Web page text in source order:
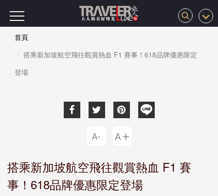
首頁
搭乘新加坡航空飛往觀賞熱血 F1 賽事！618品牌優惠限定
登場
搭乘新加坡航空飛往觀賞熱血 F1 賽
事！618品牌優惠限定登場